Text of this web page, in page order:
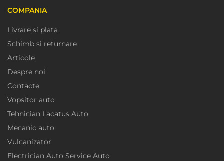
COMPANIA
Livrare si plata
Schimb si returnare
Articole
Despre noi
Contacte
Vopsitor auto
Tehnician Lacatus Auto
Mecanic auto
Vulcanizator
Electrician Auto Service Auto